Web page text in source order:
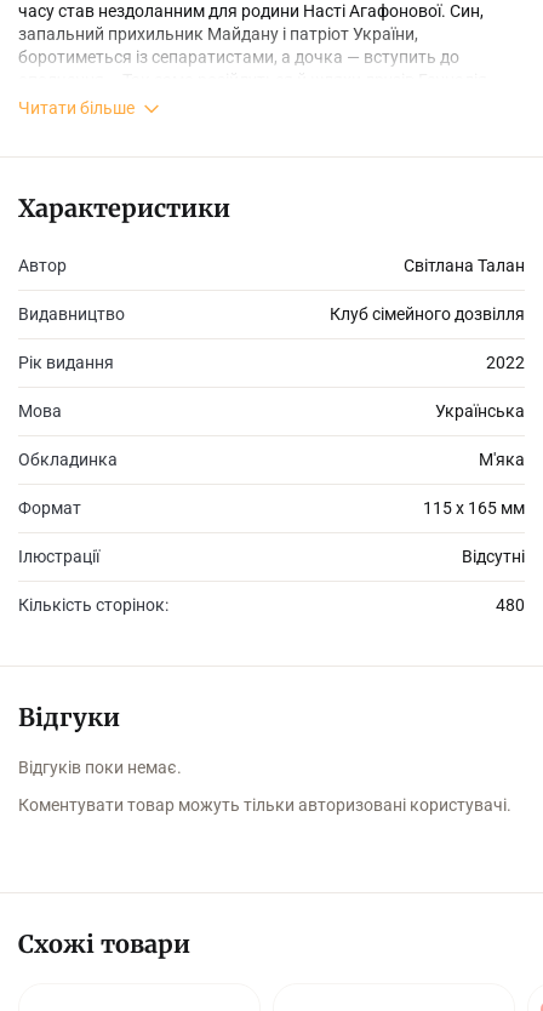
часу став нездоланним для родини Насті Агафонової. Син,
запальний прихильник Майдану і патріот України,
боротиметься із сепаратистами, а дочка — вступить до
нерозлучних змалечку хлопців. Бо війна проходить і по
Читати більше
Характеристики
Автор Світлана Талан
Видавництво Клуб сімейного дозвілля
Рік видання 2022
Мова Українська
Обкладинка М'яка
Формат 115 х 165 мм
Ілюстрації Відсутні
Кількість сторінок: 480
Відгуки
Відгуків поки немає.
Коментувати товар можуть тільки авторизовані користувачі.
Схожі товари